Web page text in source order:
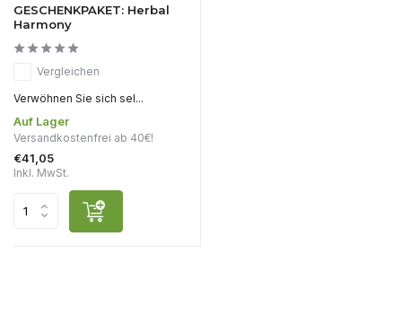
GESCHENKPAKET: Herbal
Harmony
Vergleichen
Verwöhnen Sie sich sel...
Auf Lager
Versandkostenfrei ab 40€!
€41,05
Inkl. MwSt.